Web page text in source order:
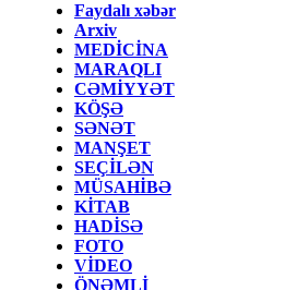
Faydalı xəbər
Arxiv
MEDİCİNA
MARAQLI
CƏMİYYƏT
KÖŞƏ
SƏNƏT
MANŞET
SEÇİLƏN
MÜSAHİBƏ
KİTAB
HADİSƏ
FOTO
VİDEO
ÖNƏMLİ